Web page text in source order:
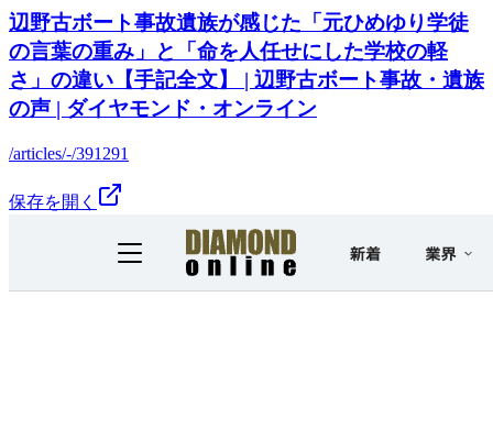
辺野古ボート事故遺族が感じた「元ひめゆり学徒
の言葉の重み」と「命を人任せにした学校の軽
さ」の違い【手記全文】 | 辺野古ボート事故・遺族
の声 | ダイヤモンド・オンライン
/articles/-/391291
保存を開く